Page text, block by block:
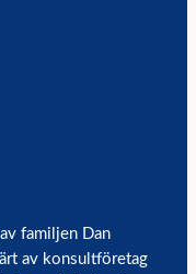
familjen Dan
av konsultföretag